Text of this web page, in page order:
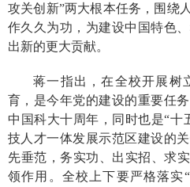
攻关创新”两大根本任务，围绕
作久久为功，为建设中国特色
出新的更大贡献。
蒋一指出，在全校开展树
育，是今年党的建设的重要任
中国科大十周年，同时也是“十
技人才一体发展示范区建设的
先垂范，务实功、出实招、求
领作用。全校上下要严格落实